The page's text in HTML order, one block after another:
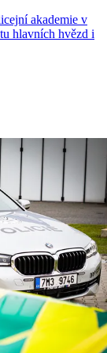
akademie v
hlavních hvězd i